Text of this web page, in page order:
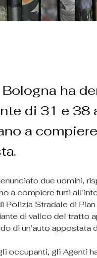
ha
di 31 e 38
a
due uomini,
a compiere furti
Stradale di
di valico del tratto
di un’auto appostata
occupanti, gli Agenti